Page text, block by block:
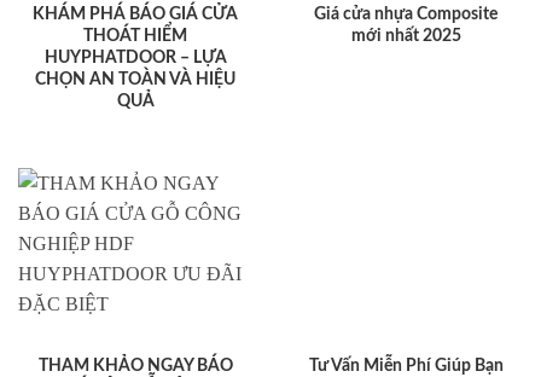
KHÁM PHÁ BÁO GIÁ CỬA
THOÁT HIỂM
HUYPHATDOOR – LỰA
CHỌN AN TOÀN VÀ HIỆU
QUẢ
Giá cửa nhựa Composite
mới nhất 2025
THAM KHẢO NGAY BÁO
Tư Vấn Miễn Phí Giúp Bạn